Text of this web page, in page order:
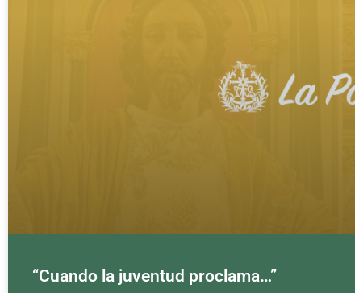
“Cuando la juventud proclama…”